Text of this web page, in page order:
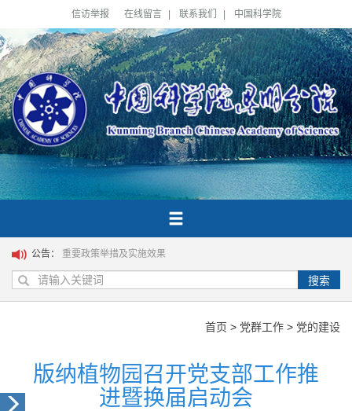
信访举报 在线留言 联系我们 中国科学院
公告： 重要政策举措及实施效果
搜索
首页 > 党群工作 > 党的建设
版纳植物园召开党支部工作推
进暨换届启动会